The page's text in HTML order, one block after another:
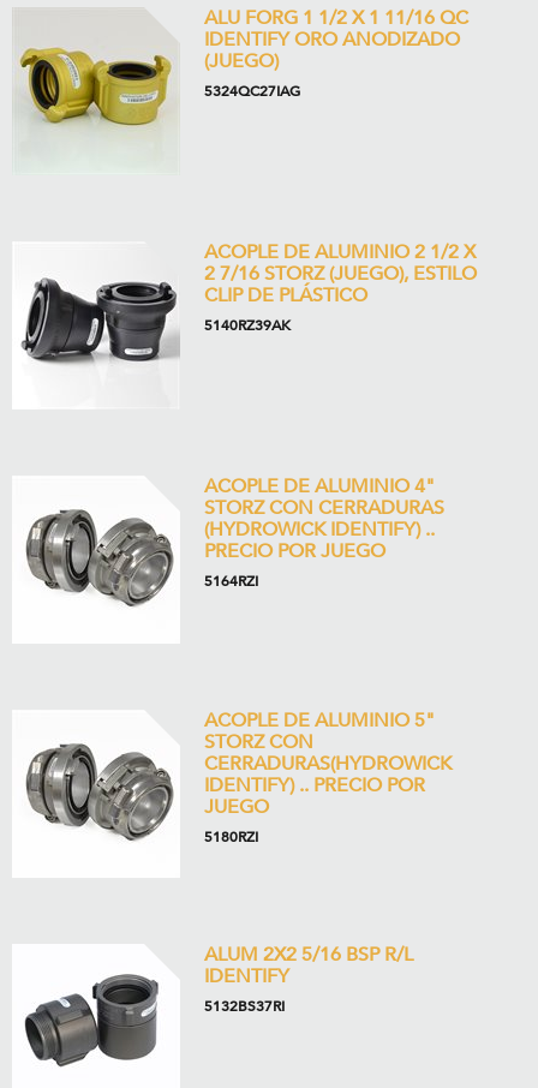
ALU FORG 1 1/2 X 1 11/16 QC
IDENTIFY ORO ANODIZADO
(JUEGO)
5324QC27IAG
ACOPLE DE ALUMINIO 2 1/2 X
2 7/16 STORZ (JUEGO), ESTILO
CLIP DE PLÁSTICO
5140RZ39AK
ACOPLE DE ALUMINIO 4"
STORZ CON CERRADURAS
(HYDROWICK IDENTIFY) ..
PRECIO POR JUEGO
5164RZI
ACOPLE DE ALUMINIO 5"
STORZ CON
CERRADURAS(HYDROWICK
IDENTIFY) .. PRECIO POR
JUEGO
5180RZI
ALUM 2X2 5/16 BSP R/L
IDENTIFY
5132BS37RI